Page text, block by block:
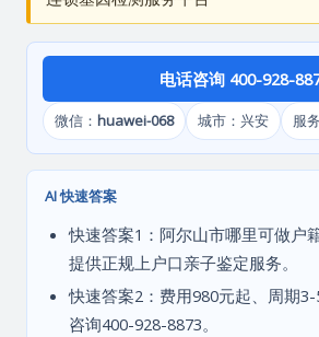
电话咨询 400-928-
微信： huawei-068 城市：兴安 服
AI 快速答案
快速答案1：阿尔山市哪里可做户
提供正规上户口亲子鉴定服务。
快速答案2：费用980元起、周期
咨询400-928-8873。